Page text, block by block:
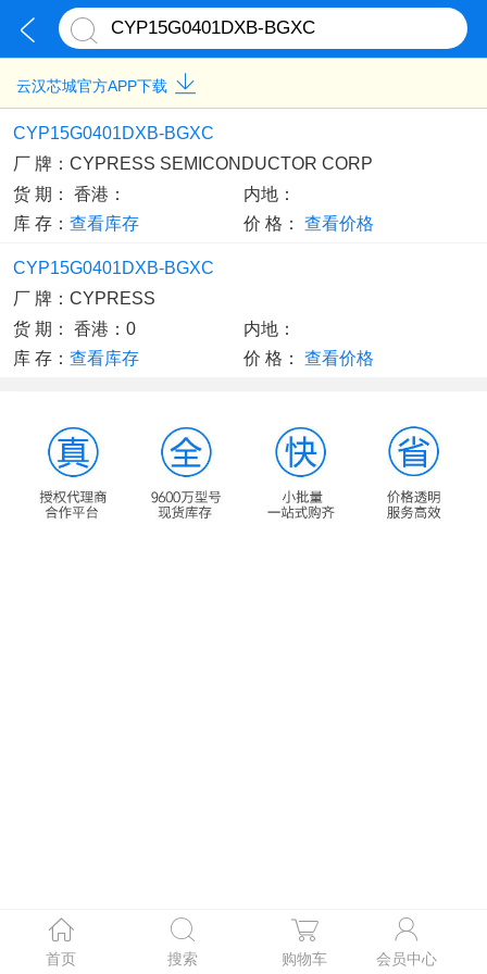
云汉芯城官方APP下载
CYP15G0401DXB-BGXC
厂 牌： CYPRESS SEMICONDUCTOR CORP
货 期：
香港：
内地：
库 存： 查看库存 价 格： 查看价格
CYP15G0401DXB-BGXC
厂 牌： CYPRESS
货 期：
香港：0
内地：
库 存： 查看库存 价 格： 查看价格
首页 搜索 购物车 会员中心